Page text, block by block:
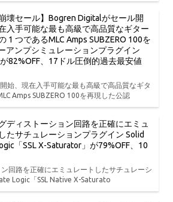
崩壊セール】Bogren Digitalがセール開
入手可能な最も高級で高品質なギター
1 つであるMLC Amps SUBZERO 100を
アンプシミュレーションプラグイン
が82%OFF、17ドル圧倒的過去最安値
始、現在入手可能な最も高級で高品質なギタ
Amps SUBZERO 100を再現した公認
ディストーション回路を正確にエミュ
たサチュレーションプラグイン Solid
「SSL X-Saturator」が79%OFF、10
回路を正確にエミュレートしたサチュレーシ
Logic「SSL Native X-Saturato